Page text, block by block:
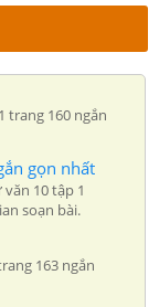
trang 160 ngắn
gọn nhất
10 tập 1
soạn bài.
163 ngắn